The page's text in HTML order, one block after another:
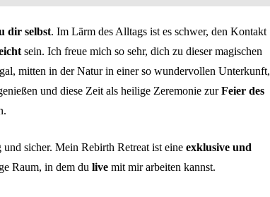
dir selbst. Im Lärm des Alltags ist es schwer, den Kontakt
sein. Ich freue mich so sehr, dich zu dieser magischen
mitten in der Natur in einer so wundervollen Unterkunft,
und diese Zeit als heilige Zeremonie zurFeier des
sicher. Mein Rebirth Retreat ist eine exklusive und
Raum, in dem du livemit mir arbeiten kannst.